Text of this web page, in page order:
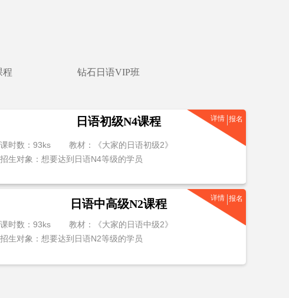
程 钻石日语VIP班
课时数：93ks
招生对象：想要达到日语N2等级的学员
日语中高级N2课程
教材：《大家的日语中级2》
详情 报名
教材：《大家的日语初级2》
课时数：93ks
招生对象：想要达到日语N4等级的学员
日语初级N4课程 详情 报名